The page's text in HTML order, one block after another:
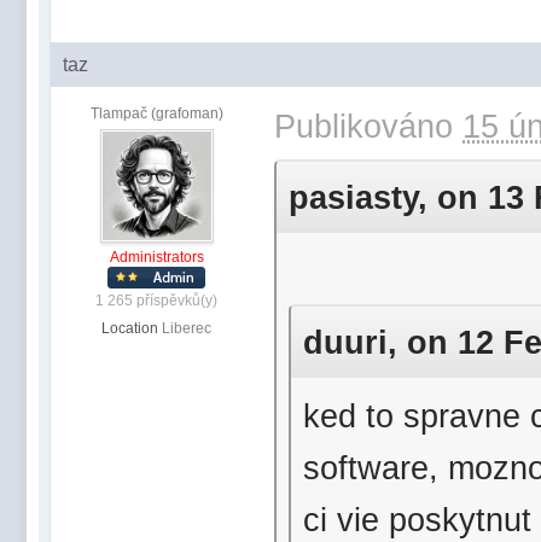
taz
Tlampač (grafoman)
Administrators
1 265 příspěvků(y)
Location Liberec
Publikováno 15
pasiasty, on 13
duuri, on 12
ked to spravne
software,
ci vie